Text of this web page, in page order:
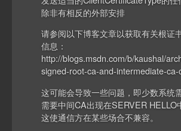
除非有相反的外部安排
请参阅以下博客文章以获取有关根证
信息：
http://blogs.msdn.com/b/kaushal/
signed-root-ca-and-intermediate-
这可能会导致一些问题，即少数系统
需要中间CA出现在SERVER HELLO
这使通信方在某些场合不兼容。